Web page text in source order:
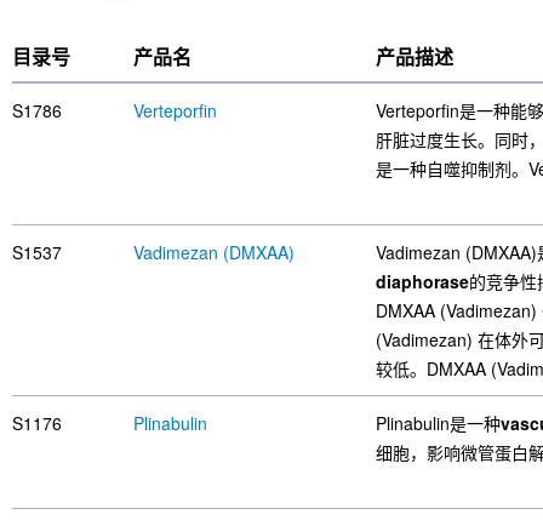
目录号 产品名 产品描述
S1786 Verteporfin
Verteporfin是一种能
肝脏过度生长。同时
是一种自噬抑制剂。
S1537 Vadimezan (DMXAA)
Vadimezan (DMXAA)
diaphorase的竞争
DMXAA (Vadimezan)
(Vadimezan) 在体外
较低。DMXAA
S1176 Plinabulin Plinabulin是一种
细胞，影响微管蛋白